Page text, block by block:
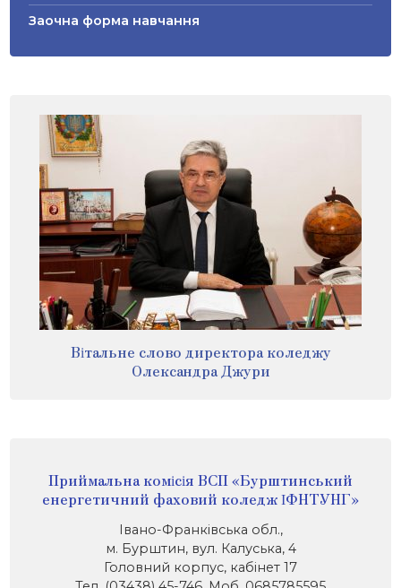
Заочна форма навчання
Вітальне слово директора коледжу
Олександра Джури
Приймальна комісія ВСП «Бурштинський
енергетичний фаховий коледж ІФНТУНГ»
Івано-Франківська обл.,
м. Бурштин, вул. Калуська, 4
Головний корпус, кабінет 17